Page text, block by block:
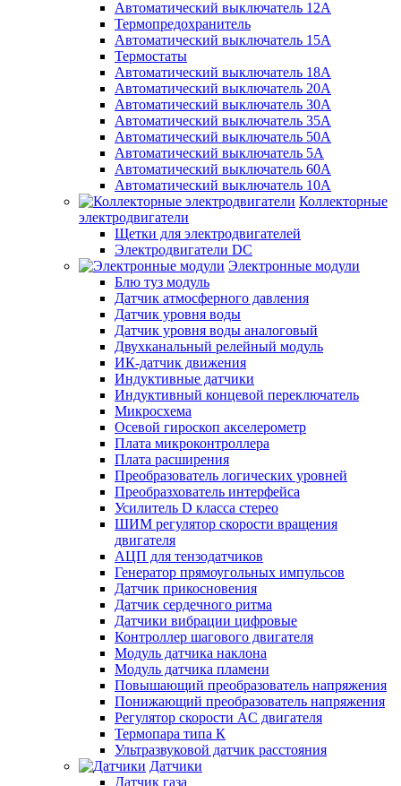
Автоматический выключатель 12А
Термопредохранитель
Автоматический выключатель 15А
Термостаты
Автоматический выключатель 18А
Автоматический выключатель 20А
Автоматический выключатель 30А
Автоматический выключатель 35А
Автоматический выключатель 50А
Автоматический выключатель 5А
Автоматический выключатель 60А
Автоматический выключатель 10А
Коллекторные
электродвигатели
Щетки для электродвигателей
Электродвигатели DC
Электронные модули
Блю туз модуль
Датчик атмосферного давления
Датчик уровня воды
Датчик уровня воды аналоговый
Двухканальный релейный модуль
ИК-датчик движения
Индуктивные датчики
Индуктивный концевой переключатель
Микросхема
Осевой гироскоп акселерометр
Плата микроконтроллера
Плата расширения
Преобразователь логических уровней
Преобразхователь интерфейса
Усилитель D класса стерео
ШИМ регулятор скорости вращения
двигателя
АЦП для тензодатчиков
Генератор прямоугольных импульсов
Датчик прикосновения
Датчик сердечного ритма
Датчики вибрации цифровые
Контроллер шагового двигателя
Модуль датчика наклона
Модуль датчика пламени
Повышающий преобразователь напряжения
Понижающий преобразователь напряжения
Регулятор скорости AC двигателя
Термопара типа К
Ультразвуковой датчик расстояния
Датчики
Датчик газа